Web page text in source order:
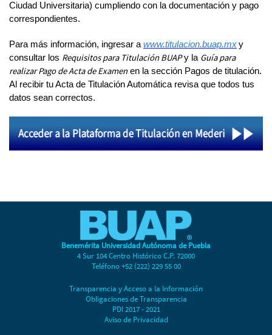
Ciudad Universitaria) cumpliendo con la documentación y pago
correspondientes.
Para más información, ingresar a www.titulacion.buap.mxy
consultar los Requisitos para Titulación BUAPy la Guía para
realizar Pago de Acta de Examenen la sección Pagos de titulación.
Al recibir tu Acta de Titulación Automática revisa que todos tus
datos sean correctos.
Benemérita Universidad Autónoma de Puebla
4 Sur 104 Centro Histórico C.P. 72000
Teléfono +52 (222) 229 55 00
Transparencia y Acceso a la Información
Obligaciones de Transparencia
PDI 2017 - 2021
Aviso de Privacidad